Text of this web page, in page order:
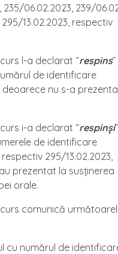
235/06.02.2023, 239/
13.02.2023, respectiv
l-a declarat “respins
de identificare
deoarece nu s-a
i-a declarat “respinși
de identificare
295/13.02.2023,
prezentat la susținerea
orale.
comunică
cu numărul de